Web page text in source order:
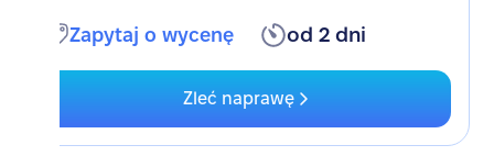
Zapytaj o wycenę od 2 dni
Zleć naprawę